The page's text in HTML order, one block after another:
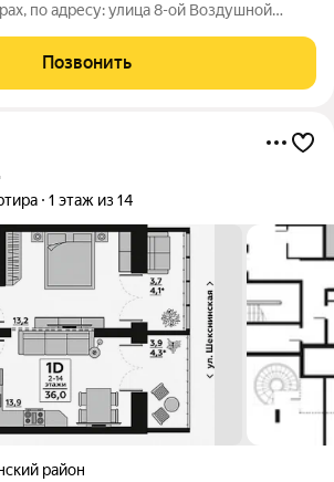
по адресу: улица 8-ой Воздушной
Позвонить
1 этаж из 14
район